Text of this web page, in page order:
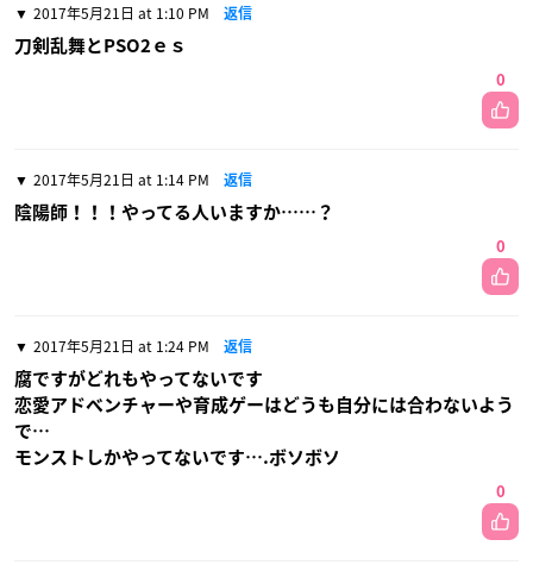
2017年5月21日 at 1:10 PM 返信
刀剣乱舞とPSO2ｅｓ
0
2017年5月21日 at 1:14 PM 返信
陰陽師！！！やってる人いますか……？
0
2017年5月21日 at 1:24 PM 返信
腐ですがどれもやってないです
恋愛アドベンチャーや育成ゲーはどうも自分には合わないよう
で…
モンストしかやってないです….ボソボソ
0